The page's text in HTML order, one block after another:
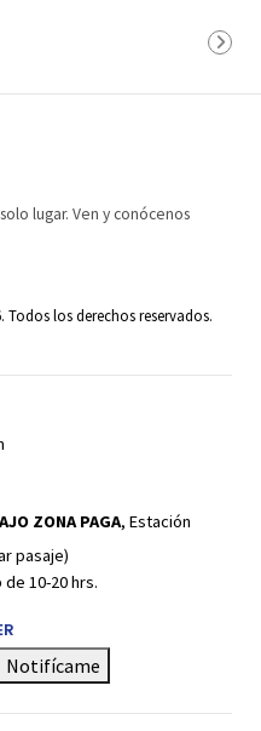
lugar. Ven y conócenos
los derechos reservados.
ZONA PAGA, Estación
pasaje)
de 10-20 hrs.
Notifícame